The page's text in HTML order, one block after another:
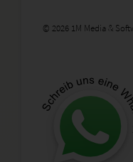
© 2026 1M Media &